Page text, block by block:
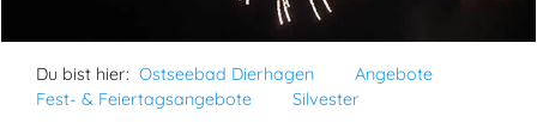
Du bist hier: Ostseebad Dierhagen
Angebote
Fest- & Feiertagsangebote
Silvester